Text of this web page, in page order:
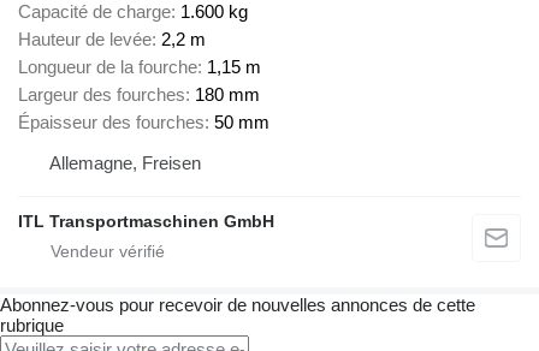
Capacité de charge 1.600 kg
Hauteur de levée 2,2 m
Longueur de la fourche 1,15 m
Largeur des fourches 180 mm
Épaisseur des fourches 50 mm
Allemagne, Freisen
ITL Transportmaschinen GmbH
Abonnez-vous pour recevoir de nouvelles annonces de cette
rubrique